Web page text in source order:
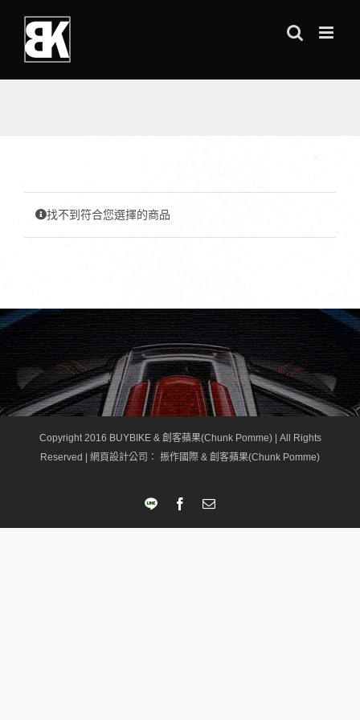
content
找不到符合您選擇的商品
Copyright 2016 BUYBIKE & 創客蘋果(Chunk Pomme) | All Rights
Reserved | 網頁設計公司 ： 振作國際 & 創客蘋果(Chunk Pomme)
LINE FacebookEmail: